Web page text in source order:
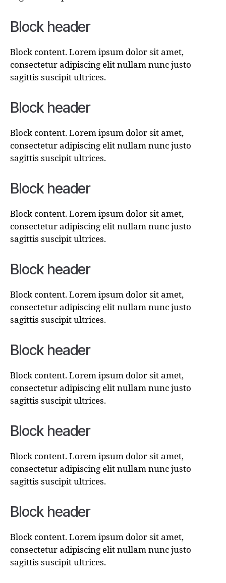
Block header
Block content. Lorem ipsum dolor sit amet,
consectetur adipiscing elit nullam nunc justo
sagittis suscipit ultrices.
Block header
Block content. Lorem ipsum dolor sit amet,
consectetur adipiscing elit nullam nunc justo
sagittis suscipit ultrices.
Block header
Block content. Lorem ipsum dolor sit amet,
consectetur adipiscing elit nullam nunc justo
sagittis suscipit ultrices.
Block header
Block content. Lorem ipsum dolor sit amet,
consectetur adipiscing elit nullam nunc justo
sagittis suscipit ultrices.
Block header
Block content. Lorem ipsum dolor sit amet,
consectetur adipiscing elit nullam nunc justo
sagittis suscipit ultrices.
Block header
Block content. Lorem ipsum dolor sit amet,
consectetur adipiscing elit nullam nunc justo
sagittis suscipit ultrices.
Block header
Block content. Lorem ipsum dolor sit amet,
consectetur adipiscing elit nullam nunc justo
sagittis suscipit ultrices.